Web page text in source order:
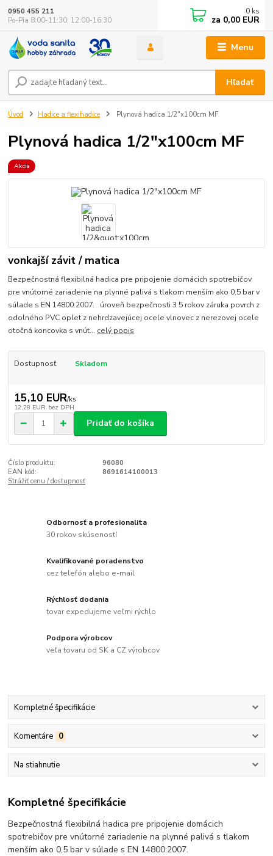
Menu
Hľadať
0950 455 211
Po-Pia 8:00-11:30, 12:00-16:30
0 ks
za 0,00 EUR
Úvod Hadice a flexihadice Plynová hadica 1/2"x100cm MF
Plynová hadica 1/2"x100cm MF
Akcia
vonkajší závit / matica
Bezpečnostná flexibilná hadica pre pripojenie domácich spotrebičov
pre vnútorné zariadenie na plynné palivá s tlakom menším ako 0,5 bar v
súlade s EN 14800:2007. úroveň bezpečnosti 3 5 rokov záruka povrch z
odolného PVC oplet z nehrdzavejúcej ocele vlnovec z nerezovej ocele
otočná koncovka s vnút... celý popis
Dostupnosť Skladom
15,10 EUR/ks
12,28 EUR bez DPH
Pridať do košíka
Číslo produktu:
96080
EAN kód:
8691614100013
Strážiť cenu / dostupnosť
Odbornosť a profesionalita
30 rokov skúseností
Kvalifikované poradenstvo
cez telefón alebo e-mail
Rýchlosť dodania
tovar expedujeme veľmi rýchlo
Podpora výrobcov
veľa tovaru od SK a CZ výrobcov
Kompletné špecifikácie
Komentáre 0
Na stiahnutie
Kompletné špecifikácie
Bezpečnostná flexibilná hadica pre pripojenie domácich
spotrebičov pre vnútorné zariadenie na plynné palivá s tlakom
menším ako 0,5 bar v súlade s EN 14800:2007.